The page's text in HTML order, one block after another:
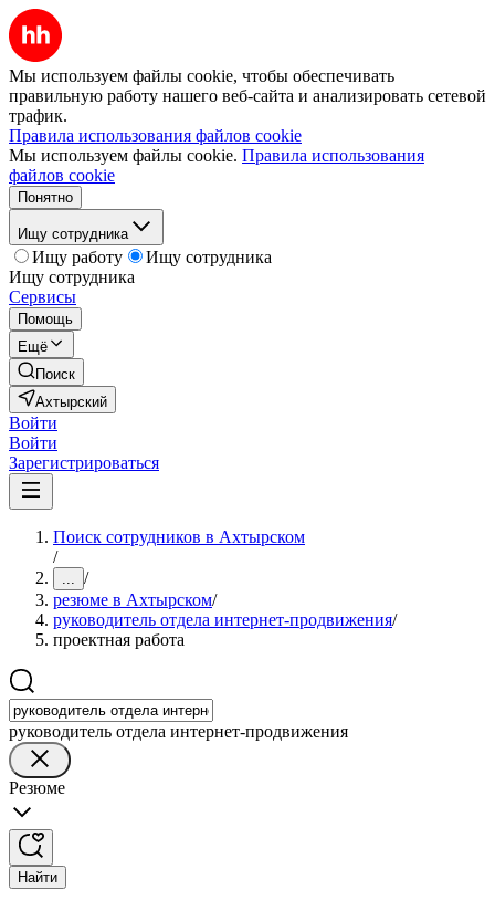
Мы используем файлы cookie, чтобы обеспечивать
правильную работу нашего веб-сайта и анализировать сетевой
трафик.
Правила использования файлов cookie
Мы используем файлы cookie. Правила использования
файлов cookie
Понятно
Ищу сотрудника
Ищу работу
Ищу сотрудника
Ищу сотрудника
Сервисы
Помощь
Ещё
Поиск
Ахтырский
Войти
Войти
Зарегистрироваться
Поиск сотрудников в Ахтырском
/
... /
резюме в Ахтырском/
руководитель отдела интернет-продвижения/
проектная работа
руководитель отдела интернет-продвижения
Резюме
Найти